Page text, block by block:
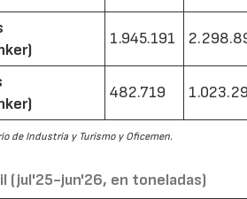
1.945.191
482.719
de Industria y Turismo y Oficemen.
(jul'25-jun'26, en toneladas)